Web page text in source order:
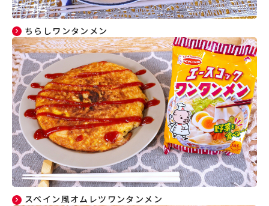
ちらしワンタンメン
スペイン風オムレツワンタンメン